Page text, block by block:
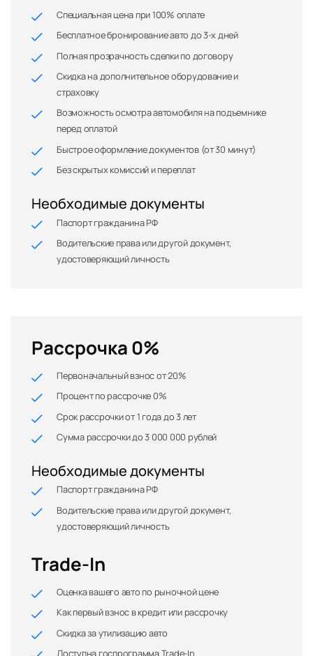
Специальная цена при 100% оплате
Бесплатное бронирование авто до 3-х дней
Полная прозрачность сделки по договору
Скидка на дополнительное оборудование и
страховку
Возможность осмотра автомобиля на подъемнике
перед оплатой
Быстрое оформление документов (от 30 минут)
Без скрытых комиссий и переплат
Необходимые документы
Паспорт гражданина РФ
Водительские права или другой документ,
удостоверяющий личность
Рассрочка 0%
Первоначальный взнос от 20%
Процент по рассрочке 0%
Срок рассрочки от 1 года до 3 лет
Сумма рассрочки до 3 000 000 рублей
Необходимые документы
Паспорт гражданина РФ
Водительские права или другой документ,
удостоверяющий личность
Trade-In
Оценка вашего авто по рыночной цене
Как первый взнос в кредит или рассрочку
Скидка за утилизацию авто
Доступна госпрограмма Trade-In